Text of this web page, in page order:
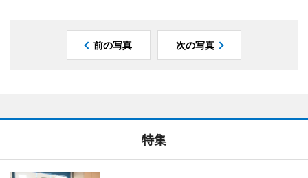
前の写真 次の写真
特集